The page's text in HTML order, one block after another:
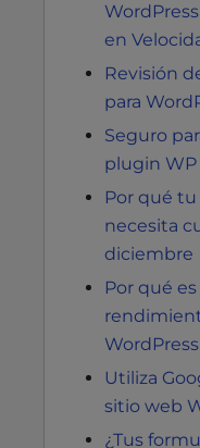
en
Revisión
para
Seguro
plugin WP
Por qué
necesita
diciembre
Por qué
WordPress
Utiliza
sitio web
¿Tus